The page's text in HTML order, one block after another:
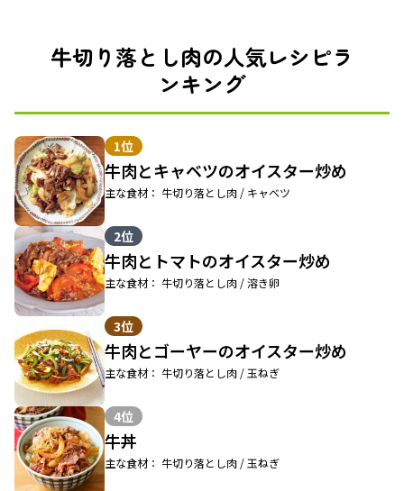
牛切り落とし肉の人気レシピラ
ンキング
1位
牛肉とキャベツのオイスター炒め
主な食材： 牛切り落とし肉 / キャベツ
2位
牛肉とトマトのオイスター炒め
主な食材： 牛切り落とし肉 / 溶き卵
3位
牛肉とゴーヤーのオイスター炒め
主な食材： 牛切り落とし肉 / 玉ねぎ
4位
牛丼
主な食材： 牛切り落とし肉 / 玉ねぎ